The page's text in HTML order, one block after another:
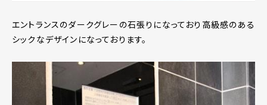
エントランスのダークグレーの石張りになっており高級感のある
シックなデザインになっております。